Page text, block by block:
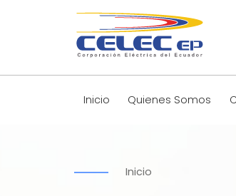
Inicio Quienes Somos
Inicio